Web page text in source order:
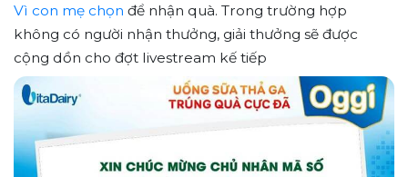
Vì con mẹ chọn để nhận quà. Trong trường hợp
không có người nhận thưởng, giải thưởng sẽ được
cộng dồn cho đợt livestream kế tiếp